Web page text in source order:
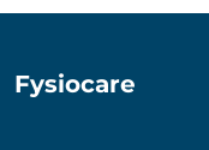
Fysiocare